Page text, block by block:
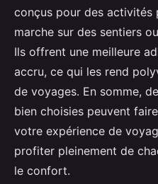
conçus pour des activités
marche sur des sentiers
Ils offrent une meilleure
accru, ce qui les rend
de voyages. En somme,
bien choisies peuvent
votre expérience de
profiter pleinement de
le confort.